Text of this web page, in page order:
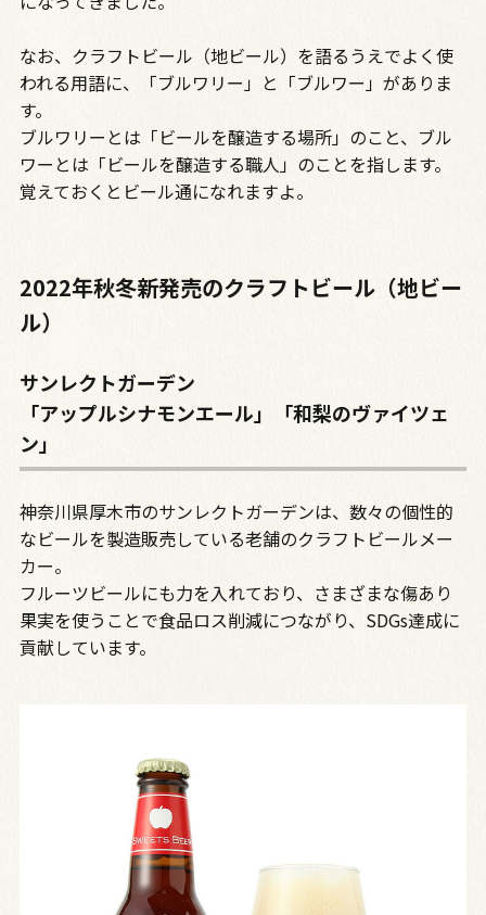
なお、クラフトビール（地ビール）を語るうえでよく使
われる用語に、「ブルワリー」と「ブルワー」がありま
す。
ブルワリーとは「ビールを醸造する場所」のこと、ブル
ワーとは「ビールを醸造する職人」のことを指します。
覚えておくとビール通になれますよ。
2022年秋冬新発売のクラフトビール（地ビー
ル）
サンレクトガーデン
「アップルシナモンエール」「和梨のヴァイツェ
ン」
神奈川県厚木市のサンレクトガーデンは、数々の個性的
なビールを製造販売している老舗のクラフトビールメー
カー。
フルーツビールにも力を入れており、さまざまな傷あり
果実を使うことで食品ロス削減につながり、SDGs達成に
貢献しています。